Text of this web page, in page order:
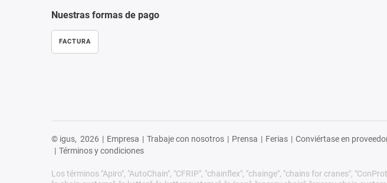
Nuestras formas de pago
FACTURA
© igus, 2026 | Empresa | Trabaje con nosotros | Prensa | Ferias | Conviértase en
| Términos y condiciones
Los términos "Apiro", "AutoChain", "CFRIP", "chainflex", "chainge", "chains for cranes",